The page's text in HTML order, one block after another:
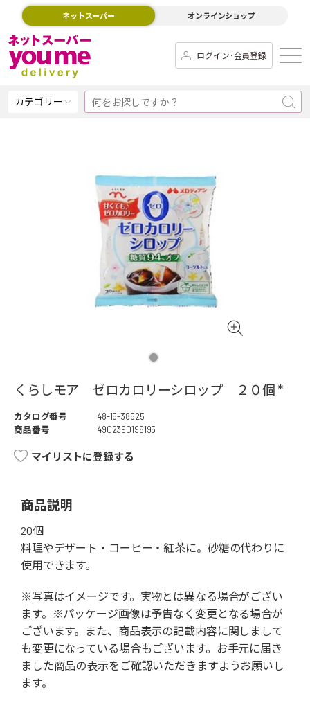
ネットスーパー オンラインショップ
ログイン･会員登録
カテゴリー
くらしモア ゼロカロリーシロップ ２０個 *
カタログ番号
48-15-38525
商品番号
4902390196195
マイリストに登録する
商品説明
20個
料理やデザート・コーヒー・紅茶に。砂糖の代わりに
使用できます。
※写真はイメージです。実物とは異なる場合がござい
ます。※パッケージ画像は予告なく変更となる場合が
ございます。また、商品表示の記載内容に関しまして
も変更になっている場合もございます。お手元に届き
ました商品の表示をご確認いただきますようお願いし
ます。